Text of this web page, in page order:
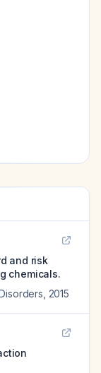
and risk
chemicals.
2015